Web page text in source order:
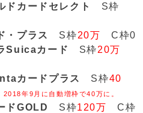
ドカードセレクト
S枠
・プラス S枠20万 C枠0
Suicaカード S枠20万
カードプラス S枠40
年9月に自動増枠で40万に。
ドGOLD S枠120万 C枠